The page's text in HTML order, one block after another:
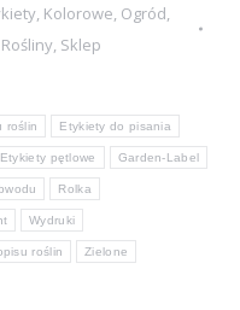
, Kolorowe, Ogród,
Rośliny, Sklep
roślin Etykiety do pisania
Etykiety pętlowe Garden-Label
Rolka
Wydruki
roślin Zielone